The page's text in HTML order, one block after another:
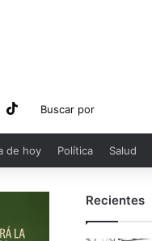
TikTok
de hoy Política Salud
Recientes